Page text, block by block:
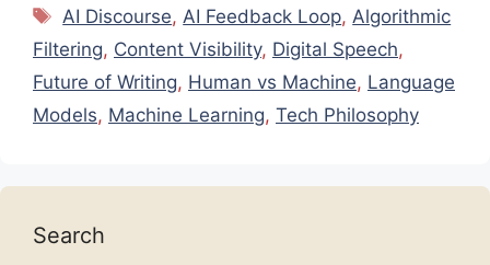
Schlagwörter
AI Discourse,AI Feedback Loop,Algorithmic
Filtering, Content Visibility, Digital Speech,
Future of Writing, Human vs Machine, Language
Models, Machine Learning, Tech Philosophy
Search